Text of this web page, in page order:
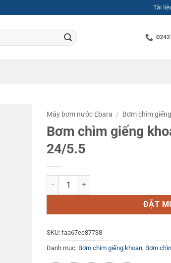
Tài
Máy bơm nước Ebara / Bơm chìm
Bơm chìm giếng
24/5.5
Bơm chìm giếng khoan Ebara OY 4
ĐẶT
SKU: faa67ee87738
Danh mục: Bơm chìm giếng khoan Bơm